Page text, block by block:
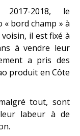
2018, le
bord champ » à
voisin, il est fixé à
à vendre leur
a pris des
produit en Côte
tout, sont
labeur à de